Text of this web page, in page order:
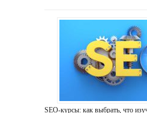
SEO-курсы: как выбрать, что